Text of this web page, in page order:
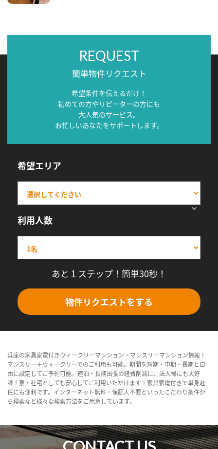
REQUEST
簡単物件リクエスト
希望条件を伝えるだけ！
初めての方やリピーターの方にも
大人気のサービス。
お忙しいあなたをサポートします。
希望エリア
利用人数
あと１ステップ！簡単30秒！
物件リクエストをする
兵庫の家具家電付きウィークリーマンション・マンスリーマンション情報！
マンスリー＋ウィークリーでのご利用も可能。期間を短期・中期・長期と自
由に設定してご予約可能。連泊・長期出張の経費削減に、法人様にも大好
評！寮・社宅としても安心してご利用いただけます！家具家電付きで単身赴
任にも便利です。インターネット無料・保証人不要といったこだわり条件か
ら検索など様々な検索方法をご用意しています。